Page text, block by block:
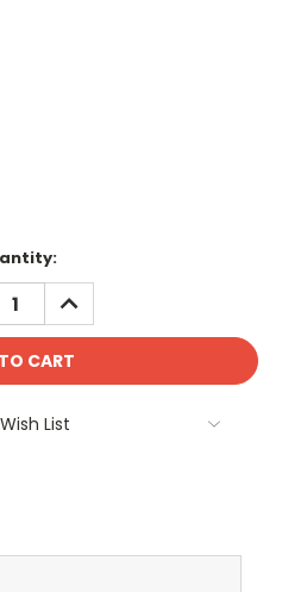
INCREASE
QUANTITY:
List